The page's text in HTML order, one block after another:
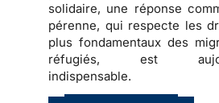
solidaire, une réponse
pérenne, qui respecte les
plus fondamentaux des
réfugiés, est
indispensable.